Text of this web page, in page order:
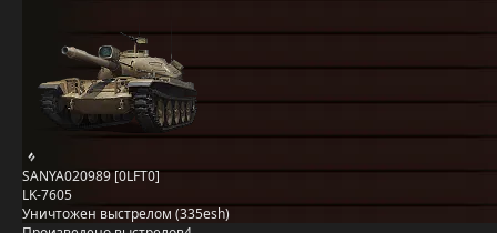
SANYA020989 [0LFT0]
LK-7605
Уничтожен выстрелом (335esh)